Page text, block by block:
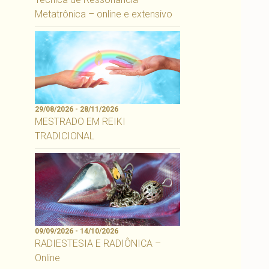
Metatrônica – online e extensivo
29/08/2026 - 28/11/2026
MESTRADO EM REIKI
TRADICIONAL
09/09/2026 - 14/10/2026
RADIESTESIA E RADIÔNICA –
Online